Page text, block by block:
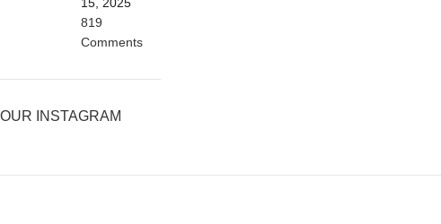
819
Comments
OUR INSTAGRAM